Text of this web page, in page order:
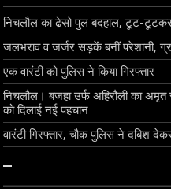
निचलौल का ढेसो पुल बदहाल, टूट-टूटकर
जलभराव व जर्जर सड़कें बनीं परेशानी,
एक वारंटी को पुलिस ने किया गिरफ्तार
निचलौल। बजहा उर्फ अहिरौली का
को दिलाई नई पहचान
वारंटी गिरफ्तार, चौक पुलिस ने दबिश
–